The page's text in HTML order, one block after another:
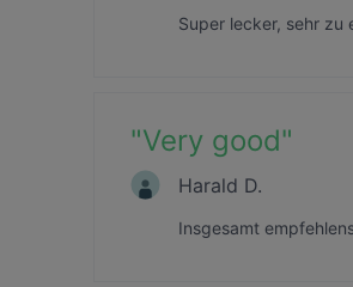
Super lecker, sehr zu
"Very good"
Harald D.
Insgesamt